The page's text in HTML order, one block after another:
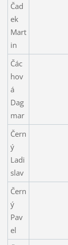
Čad
ek
Mart
in
Čác
hov
á
Dag
mar
Čern
ý
Ladi
slav
Čern
ý
Pav
el